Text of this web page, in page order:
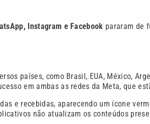
Instagram e Facebook pararam de
países, como Brasil, EUA, México,
em ambas as redes da Meta, que
e recebidas, aparecendo um ícone
não atualizam os conteúdos